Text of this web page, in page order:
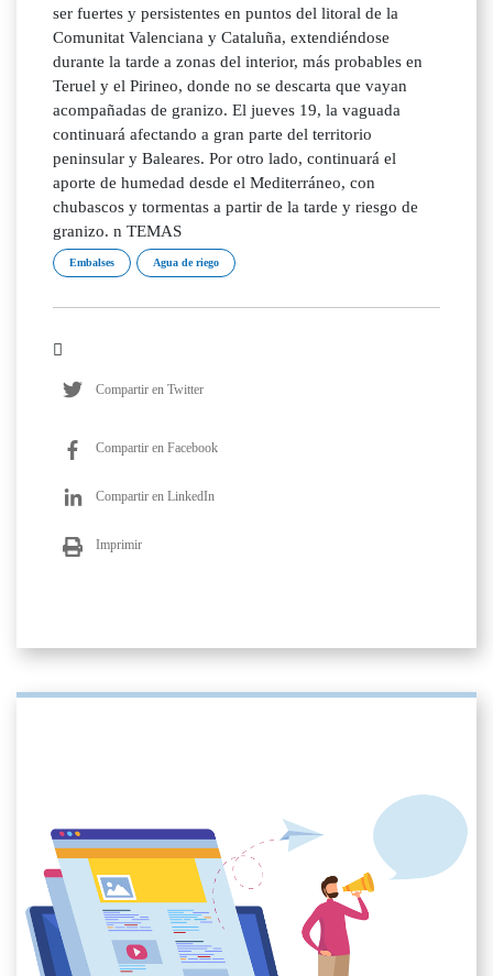
ser fuertes y persistentes en puntos del litoral de la
Comunitat Valenciana y Cataluña, extendiéndose
durante la tarde a zonas del interior, más probables en
Teruel y el Pirineo, donde no se descarta que vayan
acompañadas de granizo. El jueves 19, la vaguada
continuará afectando a gran parte del territorio
peninsular y Baleares. Por otro lado, continuará el
aporte de humedad desde el Mediterráneo, con
chubascos y tormentas a partir de la tarde y riesgo de
granizo. n TEMAS
Embalses Agua de riego
Compartir en Twitter
Compartir en Facebook
Compartir en LinkedIn
Imprimir